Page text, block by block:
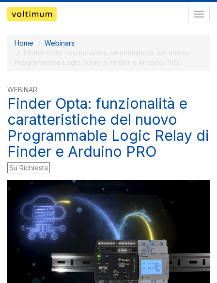
Passa
a
Home
Webinars
Finder Opta: funzionalità e caratteristiche del nuovo
Programmable Logic Relay di Finder e Arduino PRO
WEBINAR
Finder Opta: funzionalità e
caratteristiche del nuovo
Programmable Logic Relay di
Finder e Arduino PRO
Su Richiesta